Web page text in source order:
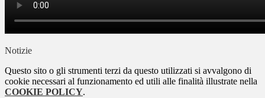
Notizie
Questo sito o gli strumenti terzi da questo utilizzati si avvalgono di
cookie necessari al funzionamento ed utili alle finalità illustrate nella
COOKIE POLICY.